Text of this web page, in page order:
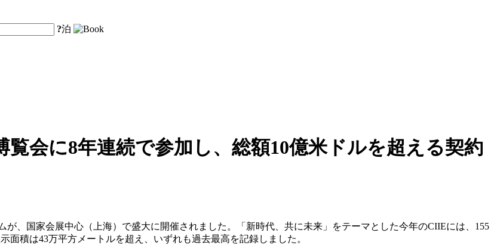
?泊
会に8年連続で参加し、総額10億米ドルを超える契約
、国家会展中心（上海）で盛大に開催されました。「新時代、共に未来」をテーマとした今年のCIIEには、155
積は43万平方メートルを超え、いずれも過去最高を記録しました。